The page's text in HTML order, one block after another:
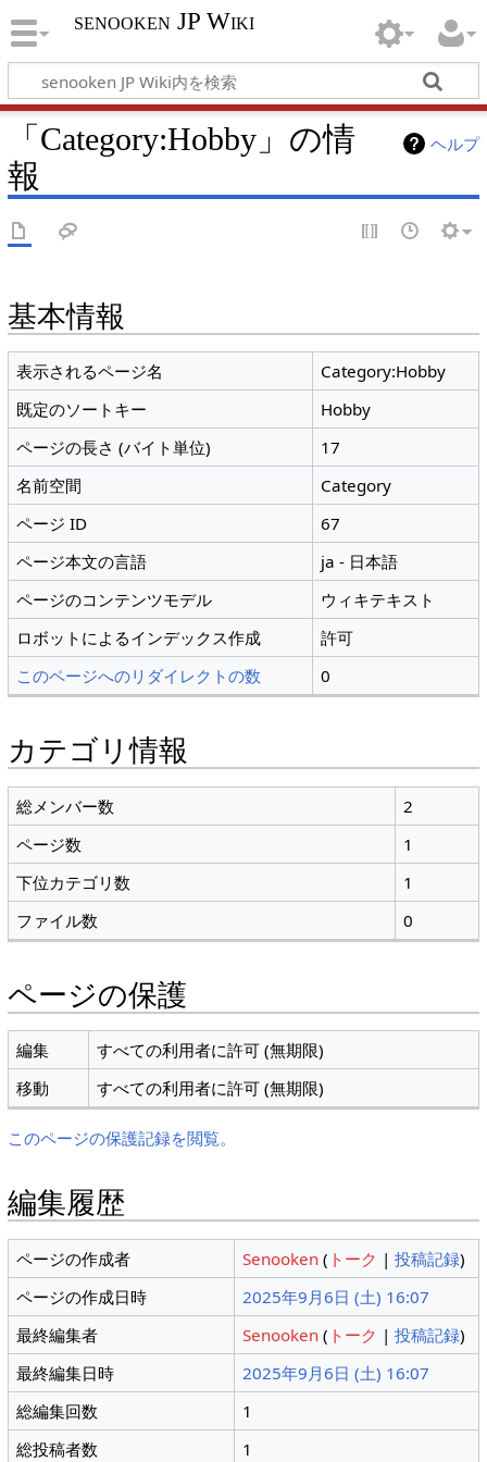
senooken JP Wiki
ヘルプ
「Category:Hobby」の情
報
基本情報
表示されるページ名
Category:Hobby
既定のソートキー
Hobby
ページの長さ (バイト単位)
17
名前空間
Category
ページ ID
67
ページ本文の言語
ja - 日本語
ページのコンテンツモデル
ウィキテキスト
ロボットによるインデックス作成
許可
このページへのリダイレクトの数
0
カテゴリ情報
総メンバー数
2
ページ数
1
下位カテゴリ数
1
ファイル数
0
ページの保護
編集
すべての利用者に許可 (無期限)
移動
すべての利用者に許可 (無期限)
このページの保護記録を閲覧。
編集履歴
ページの作成者 Senooken ( トーク |投稿記録)
ページの作成日時
2025年9月6日 (土) 16:07
最終編集者
Senooken ( トーク |投稿記録)
最終編集日時
2025年9月6日 (土) 16:07
総編集回数
1
総投稿者数
1